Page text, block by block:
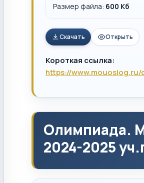
Размер файла: 600 Кб
Скачать Открыть
Короткая ссылка:
https://www.mouoslog.ru/
Олимпиада.
2024-2025